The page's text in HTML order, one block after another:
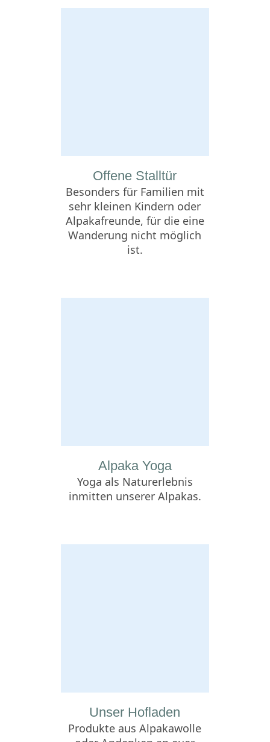
Offene Stalltür
Besonders für Familien mit
sehr kleinen Kindern oder
Alpakafreunde, für die eine
Wanderung nicht möglich
ist.
Alpaka Yoga
Yoga als Naturerlebnis
inmitten unserer Alpakas.
Unser Hofladen
Produkte aus Alpakawolle